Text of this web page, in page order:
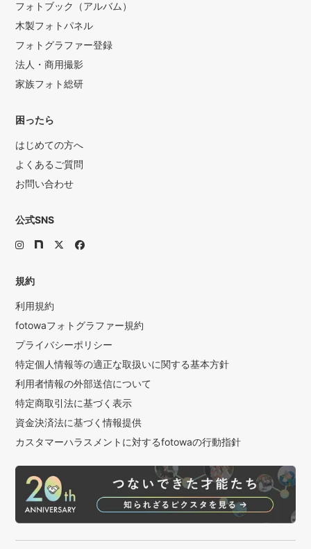
フォトブック（アルバム）
木製フォトパネル
フォトグラファー登録
法人・商用撮影
家族フォト総研
困ったら
はじめての方へ
よくあるご質問
お問い合わせ
公式SNS
規約
利用規約
fotowaフォトグラファー規約
プライバシーポリシー
特定個人情報等の適正な取扱いに関する基本方針
利用者情報の外部送信について
特定商取引法に基づく表示
資金決済法に基づく情報提供
カスタマーハラスメントに対するfotowaの行動指針